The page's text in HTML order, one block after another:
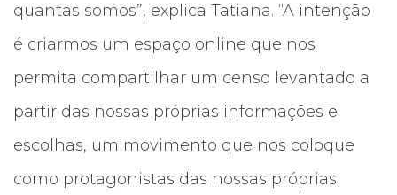
quantas somos”, explica Tatiana. “A intenção
é criarmos um espaço online que nos
permita compartilhar um censo levantado a
partir das nossas próprias informações e
escolhas, um movimento que nos coloque
como protagonistas das nossas próprias